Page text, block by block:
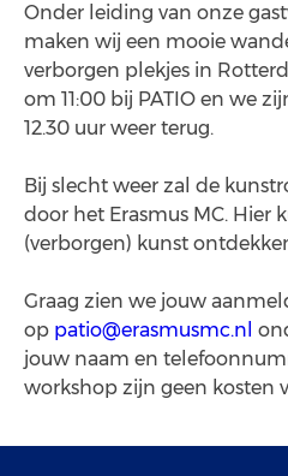
Onder leiding van onze
maken wij een mooie
verborgen plekjes in
om 11:00 bij PATIO en we
12.30 uur weer terug.
Bij slecht weer zal de
door het Erasmus MC. Hier
(verborgen) kunst
Graag zien we jouw
op patio@erasmusmc.nl
jouw naam en
workshop zijn geen kosten